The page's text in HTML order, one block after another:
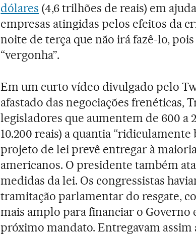
dólares (4,6 trilhões de reais) em
empresas atingidas pelos efeitos da
noite de terça que não irá fazê-lo,
“vergonha”.
Em um curto vídeo divulgado pelo
afastado das negociações frenéticas,
legisladores que aumentem de 600 a
10.200 reais) a quantia “ridiculamente
projeto de lei prevê entregar à
americanos. O presidente também
medidas da lei. Os congressistas
tramitação parlamentar do resgate,
mais amplo para financiar o Governo
próximo mandato. Entregavam